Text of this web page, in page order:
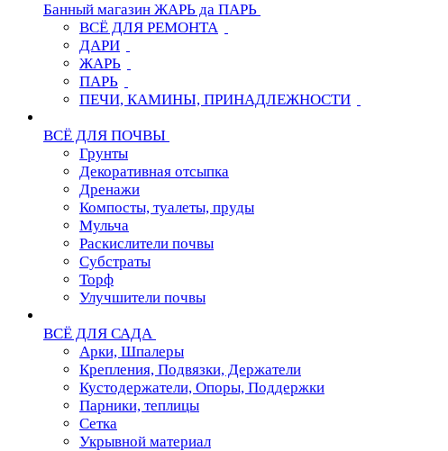
Банный магазин ЖАРЬ да ПАРЬ
ВСЁ ДЛЯ РЕМОНТА
ДАРИ
ЖАРЬ
ПАРЬ
ПЕЧИ, КАМИНЫ, ПРИНАДЛЕЖНОСТИ
ВСЁ ДЛЯ ПОЧВЫ
Грунты
Декоративная отсыпка
Дренажи
Компосты, туалеты, пруды
Мульча
Раскислители почвы
Субстраты
Торф
Улучшители почвы
ВСЁ ДЛЯ САДА
Арки, Шпалеры
Крепления, Подвязки, Держатели
Кустодержатели, Опоры, Поддержки
Парники, теплицы
Сетка
Укрывной материал